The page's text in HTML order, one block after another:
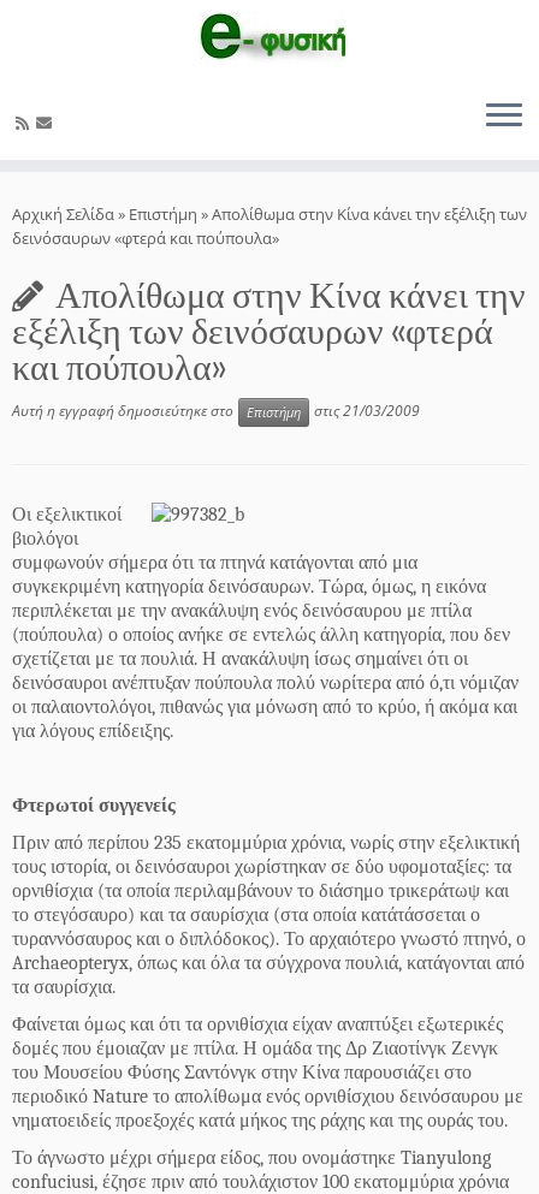
στο
περιεχόμενο
Αρχική Σελίδα» Επιστήμη »Απολίθωμα στην Κίνα κάνει την εξέλιξη των
δεινόσαυρων «φτερά και πούπουλα»
Απολίθωμα στην Κίνα κάνει την
εξέλιξη των δεινόσαυρων «φτερά
και πούπουλα»
Αυτή η εγγραφή δημοσιεύτηκε στο Επιστήμη στις21/03/2009
Οι εξελικτικοί
βιολόγοι
συμφωνούν σήμερα ότι τα πτηνά κατάγονται από μια
συγκεκριμένη κατηγορία δεινόσαυρων. Τώρα, όμως, η εικόνα
περιπλέκεται με την ανακάλυψη ενός δεινόσαυρου με πτίλα
(πούπουλα) ο οποίος ανήκε σε εντελώς άλλη κατηγορία, που δεν
σχετίζεται με τα πουλιά. Η ανακάλυψη ίσως σημαίνει ότι οι
δεινόσαυροι ανέπτυξαν πούπουλα πολύ νωρίτερα από ό,τι νόμιζαν
οι παλαιοντολόγοι, πιθανώς για μόνωση από το κρύο, ή ακόμα και
για λόγους επίδειξης.
Φτερωτοί συγγενείς
Πριν από περίπου 235 εκατομμύρια χρόνια, νωρίς στην εξελικτική
τους ιστορία, οι δεινόσαυροι χωρίστηκαν σε δύο υφομοταξίες: τα
ορνιθίσχια (τα οποία περιλαμβάνουν το διάσημο τρικεράτωψ και
το στεγόσαυρο) και τα σαυρίσχια (στα οποία κατάτάσσεται ο
τυραννόσαυρος και ο διπλόδοκος). Το αρχαιότερο γνωστό πτηνό, ο
Archaeopteryx, όπως και όλα τα σύγχρονα πουλιά, κατάγονται από
τα σαυρίσχια.
Φαίνεται όμως και ότι τα ορνιθίσχια είχαν αναπτύξει εξωτερικές
δομές που έμοιαζαν με πτίλα. Η ομάδα της Δρ Ζιαοτίνγκ Ζενγκ
του Μουσείου Φύσης Σαντόνγκ στην Κίνα παρουσιάζει στο
περιοδικό Nature το απολίθωμα ενός ορνιθίσχιου δεινόσαυρου με
νηματοειδείς προεξοχές κατά μήκος της ράχης και της ουράς του.
Το άγνωστο μέχρι σήμερα είδος, που ονομάστηκε Tianyulong
confuciusi, έζησε πριν από τουλάχιστον 100 εκατομμύρια χρόνια